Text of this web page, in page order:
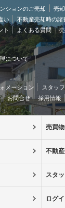
ションのご売却 売
い
不動産売却時の諸
ト
よくある質問
について
メーション スタッ
お問合せ 採用情報
売買
不動
スタ
ログ